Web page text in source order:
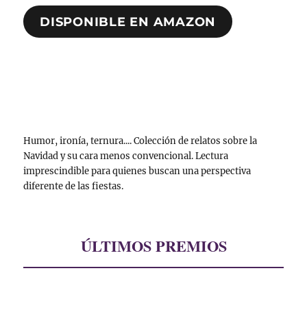
DISPONIBLE EN AMAZON
Humor, ironía, ternura.... Colección de relatos sobre la
Navidad y su cara menos convencional. Lectura
imprescindible para quienes buscan una perspectiva
diferente de las fiestas.
ÚLTIMOS PREMIOS